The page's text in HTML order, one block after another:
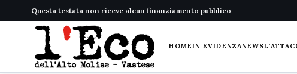
Questa testata non riceve alcun finanziamento pubblico
HOMEIN EVIDENZANEWS